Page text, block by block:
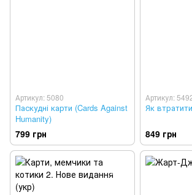
Артикул: 5080
Паскудні карти (Cards Against
Humanity)
799 грн
Артикул:
Як
849 грн